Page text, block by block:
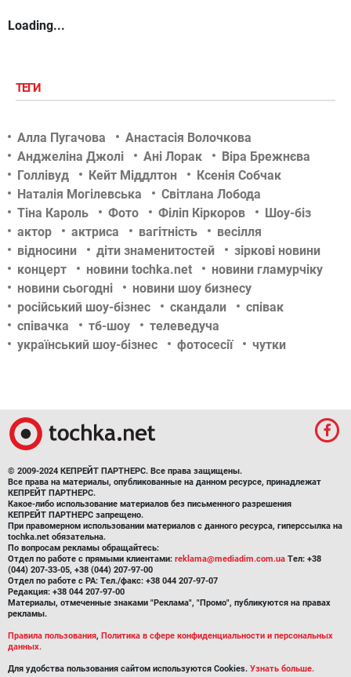
Loading...
ТЕГИ
Алла Пугачова
Анастасія Волочкова
Анджеліна Джолі
Ані Лорак
Віра Брежнєва
Голлівуд
Кейт Міддлтон
Ксенія Собчак
Наталія Могілевська
Світлана Лобода
Тіна Кароль
Фото Філіп Кіркоров
Шоу-біз
актор
актриса вагітність
весілля
відносини
діти знаменитостей
зіркові новини
концерт
новини tochka.net
новини гламурчіку
новини сьогодні
новини шоу бизнесу
російський шоу-бізнес
скандали
співак
співачка
тб-шоу
телеведуча
український шоу-бізнес
фотосесії чутки
© 2009-2024 КЕПРЕЙТ ПАРТНЕРС. Все права защищены.
Все права на материалы, опубликованные на данном ресурсе, принадлежат
КЕПРЕЙТ ПАРТНЕРС.
Какое-либо использование материалов без письменного разрешения
КЕПРЕЙТ ПАРТНЕРС запрещено.
При правомерном использовании материалов с данного ресурса, гиперссылка на
tochka.net обязательна.
По вопросам рекламы обращайтесь:
Отдел по работе с прямыми клиентами: reklama@mediadim.com.ua Тел: +38
(044) 207-33-05, +38 (044) 207-97-00
Отдел по работе с РА: Тел./факс: +38 044 207-97-07
Редакция: +38 044 207-97-00
Материалы, отмеченные знаками "Реклама", "Промо", публикуются на правах
рекламы.
Правила пользования, Политика в сфере конфиденциальности и персональных
данных.
Для удобства пользования сайтом используются Cookies. Узнать больше.